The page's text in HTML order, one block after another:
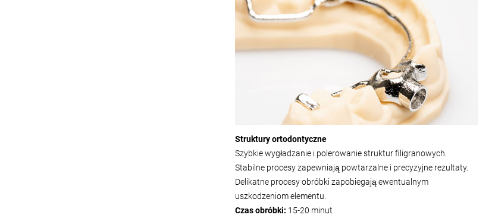
Struktury ortodontyczne
Szybkie wygładzanie i polerowanie struktur filigranowych.
Stabilne procesy zapewniają powtarzalne i precyzyjne rezultaty.
Delikatne procesy obróbki zapobiegają ewentualnym
uszkodzeniom elementu.
Czas obróbki: 15-20 minut